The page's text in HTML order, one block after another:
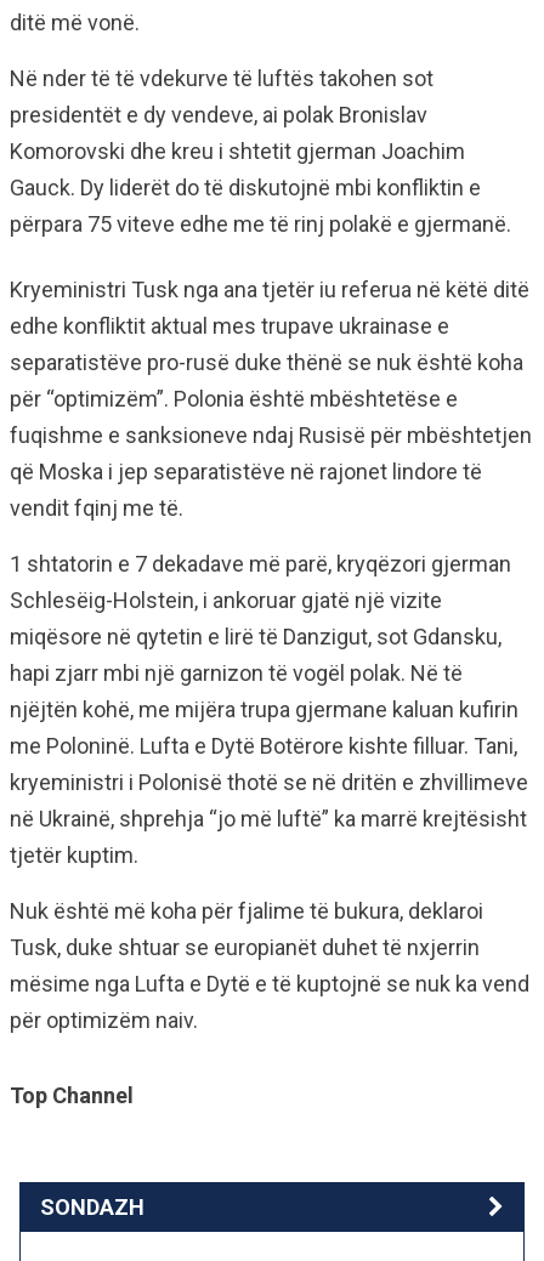
ditë më vonë.
Në nder të të vdekurve të luftës takohen sot
presidentët e dy vendeve, ai polak Bronislav
Komorovski dhe kreu i shtetit gjerman Joachim
Gauck. Dy liderët do të diskutojnë mbi konfliktin e
përpara 75 viteve edhe me të rinj polakë e gjermanë.
Kryeministri Tusk nga ana tjetër iu referua në këtë ditë
edhe konfliktit aktual mes trupave ukrainase e
separatistëve pro-rusë duke thënë se nuk është koha
për “optimizëm”. Polonia është mbështetëse e
fuqishme e sanksioneve ndaj Rusisë për mbështetjen
që Moska i jep separatistëve në rajonet lindore të
vendit fqinj me të.
1 shtatorin e 7 dekadave më parë, kryqëzori gjerman
Schlesëig-Holstein, i ankoruar gjatë një vizite
miqësore në qytetin e lirë të Danzigut, sot Gdansku,
hapi zjarr mbi një garnizon të vogël polak. Në të
njëjtën kohë, me mijëra trupa gjermane kaluan kufirin
me Poloninë. Lufta e Dytë Botërore kishte filluar. Tani,
kryeministri i Polonisë thotë se në dritën e zhvillimeve
në Ukrainë, shprehja “jo më luftë” ka marrë krejtësisht
tjetër kuptim.
Nuk është më koha për fjalime të bukura, deklaroi
Tusk, duke shtuar se europianët duhet të nxjerrin
mësime nga Lufta e Dytë e të kuptojnë se nuk ka vend
për optimizëm naiv.
Top Channel
SONDAZH